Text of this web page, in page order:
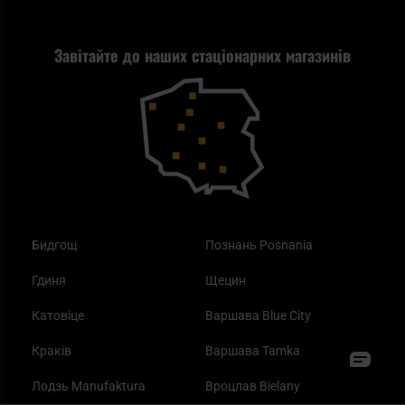
Завітайте до наших стаціонарних магазинів
Бидгощ
Гдиня
Катовіце
Краків
Лодзь Manufaktura
Познань Posnania
Щецин
Варшава Blue City
Варшава Tamka
Вроцлав Bielany
Повернення товару
Blackout - що це таке?
Як працює маска від смогу?
Найкращі спальні мішки на осінь
Самозахист